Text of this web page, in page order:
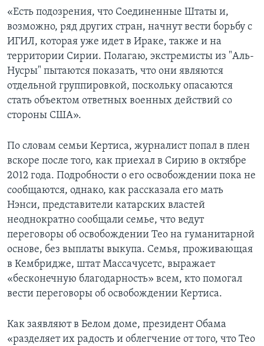
«Есть подозрения, что Соединенные Штаты и,
возможно, ряд других стран, начнут вести борьбу с
ИГИЛ, которая уже идет в Ираке, также и на
территории Сирии. Полагаю, экстремисты из "Аль-
Нусры" пытаются показать, что они являются
отдельной группировкой, поскольку опасаются
стать объектом ответных военных действий со
стороны США».
По словам семьи Кертиса, журналист попал в плен
вскоре после того, как приехал в Сирию в октябре
2012 года. Подробности о его освобождении пока не
сообщаются, однако, как рассказала его мать
Нэнси, представители катарских властей
неоднократно сообщали семье, что ведут
переговоры об освобождении Тео на гуманитарной
основе, без выплаты выкупа. Семья, проживающая
в Кембридже, штат Массачусетс, выражает
«бесконечную благодарность» всем, кто помогал
вести переговоры об освобождении Кертиса.
Как заявляют в Белом доме, президент Обама
«разделяет их радость и облегчение от того, что Тео